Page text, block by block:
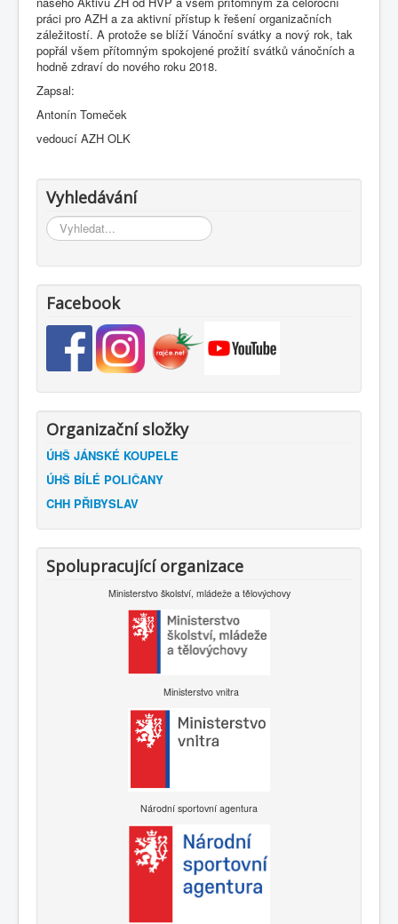
práci pro AZH a za aktivní přístup k řešení organizačních
záležitostí. A protože se blíží Vánoční svátky a nový rok, tak
popřál všem přítomným spokojené prožití svátků vánočních a
hodně zdraví do nového roku 2018.
Zapsal:
Antonín Tomeček
vedoucí AZH OLK
Vyhledávání
Vyhledávání...
Facebook
Organizační složky
ÚHŠ JÁNSKÉ KOUPELE
ÚHŠ BÍLÉ POLIČANY
CHH PŘIBYSLAV
Spolupracující organizace
Ministerstvo školství, mládeže a tělovýchovy
Ministerstvo vnitra
Národní sportovní agentura